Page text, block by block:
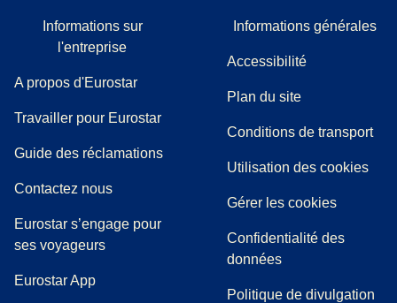
Informations sur
l'entreprise
A propos d'Eurostar
Travailler pour Eurostar
Guide des réclamations((
Contactez nous
Eurostar s’engage pour
ses voyageurs
Eurostar App
Informations générales
Accessibilité
Plan du site
Conditions de transport
Utilisation des cookies
Gérer les cookies
Confidentialité des
données
Politique de divulgation